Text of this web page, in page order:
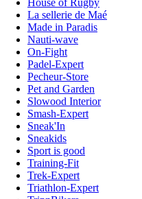
House of Rugby
La sellerie de Maé
Made in Paradis
Nauti-wave
On-Fight
Padel-Expert
Pecheur-Store
Pet and Garden
Slowood Interior
Smash-Expert
Sneak'In
Sneakids
Sport is good
Training-Fit
Trek-Expert
Triathlon-Expert